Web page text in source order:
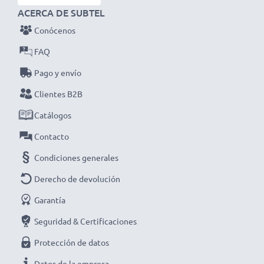
ACERCA DE SUBTEL
Conócenos
FAQ
Pago y envío
Clientes B2B
Catálogos
Contacto
Condiciones generales
Derecho de devolución
Garantía
Seguridad & Certificaciones
Protección de datos